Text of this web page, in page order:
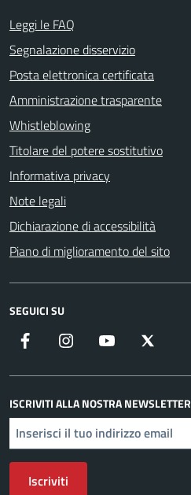
Leggi le FAQ
Segnalazione disservizio
Posta elettronica certificata
Amministrazione trasparente
Whistleblowing
Titolare del potere sostitutivo
Informativa privacy
Note legali
Dichiarazione di accessibilità
Piano di miglioramento del sito
SEGUICI SU
Facebook Instagram YouTube
ISCRIVITI ALLA NOSTRA NEWSLETTER